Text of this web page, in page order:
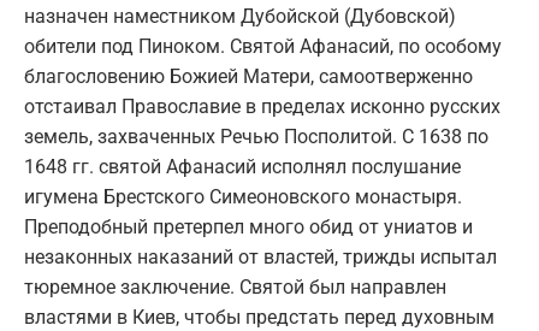
назначен наместником Дубойской (Дубовской)
обители под Пиноком. Святой Афанасий, по особому
благословению Божией Матери, самоотверженно
отстаивал Православие в пределах исконно русских
земель, захваченных Речью Посполитой. С 1638 по
1648 гг. святой Афанасий исполнял послушание
игумена Брестского Симеоновского монастыря.
Преподобный претерпел много обид от униатов и
незаконных наказаний от властей, трижды испытал
тюремное заключение. Святой был направлен
властями в Киев, чтобы предстать перед духовным